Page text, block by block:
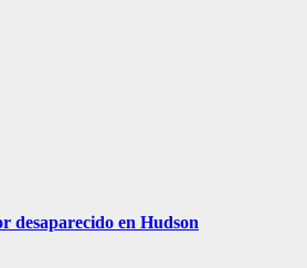
desaparecido en Hudson